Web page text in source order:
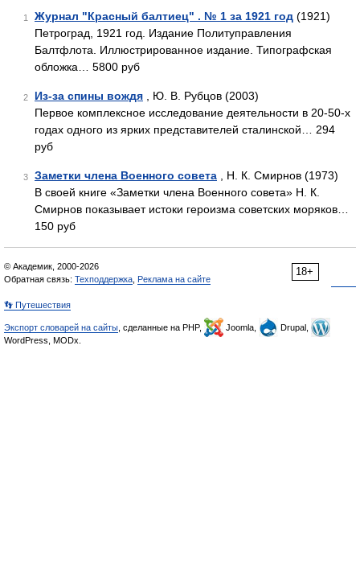
1 Журнал "Красный балтиец" . № 1 за 1921 год (1921)
Петроград, 1921 год. Издание Политуправления
Балтфлота. Иллюстрированное издание. Типографская
обложка… 5800 руб
2 Из-за спины вождя , Ю. В. Рубцов (2003)
Первое комплексное исследование деятельности в 20-50-х
годах одного из ярких представителей сталинской… 294
руб
3 Заметки члена Военного совета , Н. К. Смирнов (1973)
В своей книге «Заметки члена Военного совета» Н. К.
Смирнов показывает истоки героизма советских моряков…
150 руб
18+
© Академик, 2000-2026
Обратная связь: Техподдержка Реклама на сайте
👣 Путешествия
Экспорт словарей на сайты , сделанные на PHP, Joomla,
Drupal,
WordPress, MODx.